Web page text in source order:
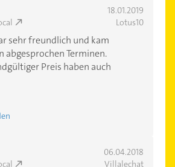
18.01.2019
Lotus10
sehr freundlich und kam
abgesprochen Terminen.
Preis haben auch
06.04.2018
Villalechat